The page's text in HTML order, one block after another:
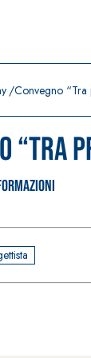
Convegno
“Tra
piano